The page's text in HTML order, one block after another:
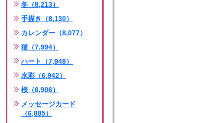
冬（8,213）
手描き（8,130）
カレンダー（8,077）
猫（7,994）
ハート（7,948）
水彩（6,942）
桜（6,906）
メッセージカード
（6,885）